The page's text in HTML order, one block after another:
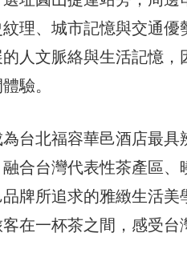
理、城市記憶與交通
人文脈絡與生活記憶
驗。
台北福容華邑酒店最
合台灣代表性茶產區
牌所追求的雅緻生活
在一杯茶之間，感受台